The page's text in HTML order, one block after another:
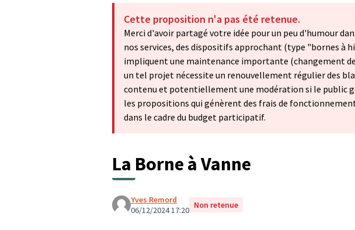
Cette proposition n'a pas été retenue.
Merci d'avoir partagé votre idée pour un peu d'humour
nos services, des dispositifs approchant (type "bornes à
impliquent une maintenance importante (changement
un tel projet nécessite un renouvellement régulier des
contenu et potentiellement une modération si le public
les propositions qui génèrent des frais de
dans le cadre du budget participatif.
La Borne à Vanne
Yves Remord
06/12/2024 17:20 Non retenue